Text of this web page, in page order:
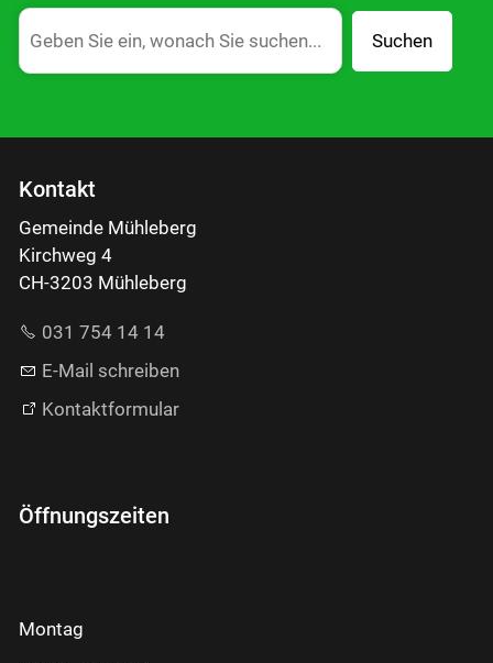
Suchen
Kontakt
Gemeinde Mühleberg
Kirchweg 4
CH-3203 Mühleberg
031 754 14 14
E-Mail schreiben
Kontaktformular
Öffnungszeiten
Montag